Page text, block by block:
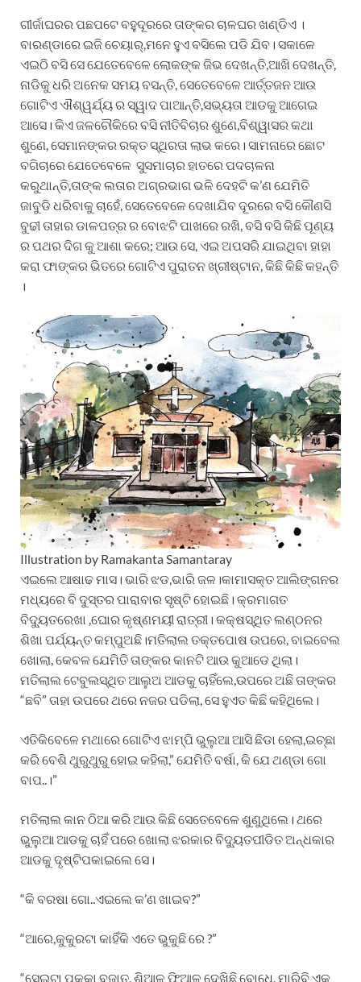
ଗୀର୍ଜାଘରର ପଛପଟେ ବହୁଦୂରରେ ତାଙ୍କର ଚାଳଘର ଖଣ୍ଡିଏ ।
ବାରଣ୍ଡାରେ ଇଜି ଚେୟାର୍,ମନେ ହୁଏ ବସିଲେ ପଡି ଯିବ। ସକାଳେ
ଏଇଠି ବସି ସେ ଯେତେବେଳେ ଲୋକଙ୍କ ଜିଭ ଦେଖନ୍ତି,ଆଖି ଦେଖନ୍ତି,
ନାଡିକୁ ଧରି ଅନେକ ସମୟ ବସନ୍ତି, ସେତେବେଳେ ଆର୍ତ୍ତଜନ ଆଉ
ଗୋଟିଏ ଐଶ୍ୱର୍ଯ୍ୟ ର ସ୍ୱାଦ ପାଆନ୍ତି,ସଭ୍ୟତା ଆଡକୁ ଆଗେଇ
ଆସେ। କିଏ ଜଳଚୌକିରେ ବସି ନୀତିବିଚାର ଶୁଣେ,ବିଶ୍ୱାସର କଥା
ଶୁଣେ, ସେମାନଙ୍କର ରକ୍ତ ସ୍ଥିରତା ଲାଭ କରେ। ସାମନାରେ ଛୋଟ
ବଗିଚାରେ ଯେତେବେଳେ ସୁସମାଚାର ହାତରେ ପଦଚାଳନା
କରୁଥାନ୍ତି,ତାଙ୍କ ଲତାର ଅଗ୍ରଭାଗ ଭଳି ଦେହଟି କ’ଣ ଯେମିତି
ଜାବୁଡି ଧରିବାକୁ ଚାହେଁ, ସେତେବେଳେ ଦେଖାଯିବ ଦୂରରେ ବସି କୌଣସି
ବୁଢୀ ତାହାର ଡାଳପତ୍ର ର ବୋଝଟି ପାଖରେ ରଖି, ବସି ବସି କିଛି ପୂଣ୍ୟ
ର ପଥର ଦିଗ କୁ ଆଶା କରେ; ଆଉ ସେ, ଏଇ ଅପସରି ଯାଇଥିବା ହାହା
କରା ଫାଙ୍କର ଭିତରେ ଗୋଟିଏ ପୁରାତନ ଖ୍ରୀଷ୍ଟାନ, କିଛି କିଛି କହନ୍ତି
।
Illustration by Ramakanta Samantaray
ଏଇଲେ ଆଷାଢ ମାସ। ଭାରି ଝଡ,ଭାରି ଜଳ।କାମାସକ୍ତ ଆଲିଙ୍ଗନର
ମଧ୍ୟରେ ବି ଦୁସ୍ତର ପାରାବାର ସୃଷ୍ଟି ହୋଇଛି। କ୍ରମାଗତ
ବିଦ୍ୟୁତରେଖା ,ଘୋର କୃଷ୍ଣମୟୀ ରାତ୍ରୀ। କକ୍ଷସ୍ଥିତ ଲଣ୍ଠନର
ଶିଖା ପର୍ଯ୍ୟନ୍ତ କମ୍ପୁଅଛି।ମତିଲାଲ ତକ୍ତପୋଷ ଉପରେ, ବାଇବେଲ
ଖୋଲା, କେବଳ ଯେମିତି ତାଙ୍କର କାନଟି ଆଉ କୁଆଡେ ଥିଲା।
ମତିଲାଲ ଟେବୁଲସ୍ଥିତ ଆଲୁଅ ଆଡକୁ ଚାହିଁଲେ,ଉପରେ ଅଛି ତାଙ୍କର
“ଛବି” ତାହା ଉପରେ ଥରେ ନଜର ପଡିଲା, ସେ ହୁଏତ କିଛି କହିଥିଲେ।
ଏତିକିବେଳେ ମଥାରେ ଗୋଟିଏ ଝାମ୍ପି ଭୁଲୁଆ ଆସି ଛିଡା ହେଲା,ଇଚ୍ଛା
କରି ବେଶି ଥୁରୁଥୁରୁ ହୋଇ କହିଲା,” ଯେମିତି ବର୍ଷା, କି ଯେ ଥଣ୍ଡା ଗୋ
ବାପ..।”
ମତିଲାଲ କାନ ଠିଆ କରି ଆଉ କିଛି ସେତେବେଳେ ଶୁଣୁଥିଲେ। ଥରେ
ଭୁଲୁଆ ଆଡକୁ ଚାହିଁ ପରେ ଖୋଲା ଝରକାର ବିଦ୍ୟୁତପୀଡିତ ଅନ୍ଧକାର
ଆଡକୁ ଦୃଷ୍ଟିପକାଇଲେ ସେ।
“କି ବରଷା ଗୋ..ଏଇଲେ କ’ଣ ଖାଇବ?”
“ଆରେ,କୁକୁରଟା କାହିଁକି ଏତେ ଭୁକୁଛି ରେ ?”
“ସେଇଟା ପକ୍କା ବଜାତ୍, ଶିଆଳ ଫିଆଳ ଦେଖିଛି ବୋଧେ, ମାରିବି ଏକ